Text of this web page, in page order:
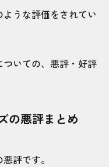
毛についてよくあ
ンズはこんなクリ
うな評価をされてい
いての、悪評・好評
の悪評まとめ
評です。